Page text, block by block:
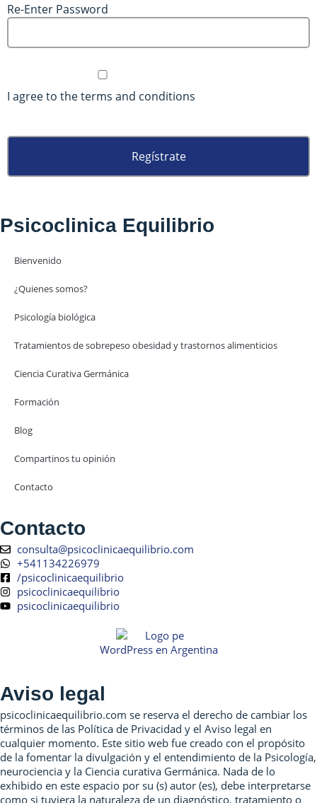
Re-Enter Password
I agree to the terms and conditions
Psicoclinica Equilibrio
Bienvenido
¿Quienes somos?
Psicología biológica
Tratamientos de sobrepeso obesidad y trastornos alimenticios
Ciencia Curativa Germánica
Formación
Blog
Compartinos tu opinión
Contacto
Contacto
consulta@psicoclinicaequilibrio.com
+541134226979
/psicoclinicaequilibrio
psicoclinicaequilibrio
psicoclinicaequilibrio
WordPress en Argentina
Aviso legal
psicoclinicaequilibrio.com se reserva el derecho de cambiar los
términos de las Política de Privacidad y el Aviso legal en
cualquier momento. Este sitio web fue creado con el propósito
de la fomentar la divulgación y el entendimiento de la Psicología,
neurociencia y la Ciencia curativa Germánica. Nada de lo
exhibido en este espacio por su (s) autor (es), debe interpretarse
como si tuviera la naturaleza de un diagnóstico, tratamiento o